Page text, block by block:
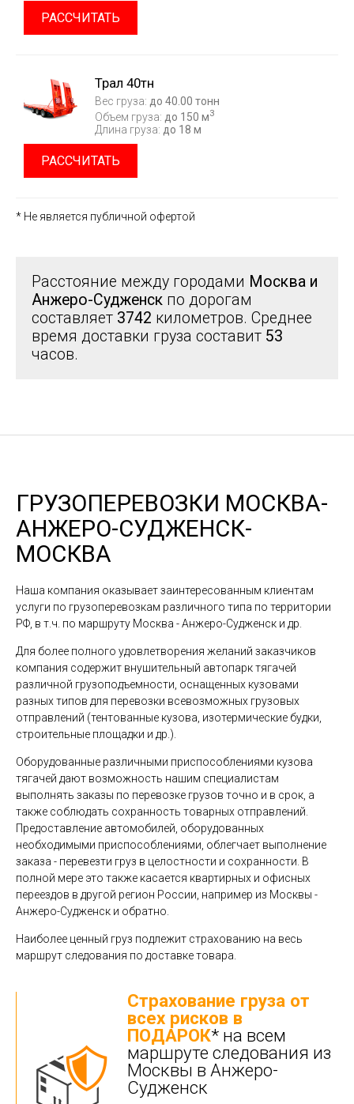
РАССЧИТАТЬ
Трал 40тн
Вес груза: до 40.00 тонн
Объем груза: до 150 м3
Длина груза: до 18 м
РАССЧИТАТЬ
* Не является публичной офертой
Расстояние между городами Москва и
Анжеро-Судженск по дорогам
составляет 3742 километров. Среднее
время доставки груза составит 53
часов.
ГРУЗОПЕРЕВОЗКИ МОСКВА-
АНЖЕРО-СУДЖЕНСК-
МОСКВА
Наша компания оказывает заинтересованным клиентам
услуги по грузоперевозкам различного типа по территории
РФ, в т.ч. по маршруту Москва - Анжеро-Судженск и др.
Для более полного удовлетворения желаний заказчиков
компания содержит внушительный автопарк тягачей
различной грузоподъемности, оснащенных кузовами
разных типов для перевозки всевозможных грузовых
отправлений (тентованные кузова, изотермические будки,
строительные площадки и др.).
Оборудованные различными приспособлениями кузова
тягачей дают возможность нашим специалистам
выполнять заказы по перевозке грузов точно и в срок, а
также соблюдать сохранность товарных отправлений.
Предоставление автомобилей, оборудованных
необходимыми приспособлениями, облегчает выполнение
заказа - перевезти груз в целостности и сохранности. В
полной мере это также касается квартирных и офисных
переездов в другой регион России, например из Москвы -
Анжеро-Судженск и обратно.
Наиболее ценный груз подлежит страхованию на весь
маршрут следования по доставке товара.
Страхование груза от
всех рисков в
ПОДАРОК* на всем
маршруте следования из
Москвы в Анжеро-
Судженск